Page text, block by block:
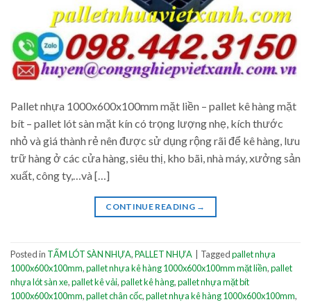
Pallet nhựa 1000x600x100mm mặt liền – pallet kê hàng mặt
bít – pallet lót sàn mặt kín có trọng lượng nhẹ, kích thước
nhỏ và giá thành rẻ nên được sử dụng rộng rãi để kê hàng, lưu
trữ hàng ở các cửa hàng, siêu thị, kho bãi, nhà máy, xưởng sản
xuất, công ty,…và […]
CONTINUE READING →
Posted in TẤM LÓT SÀN NHỰA,PALLET NHỰA Taggedpallet nhựa
1000x600x100mm,pallet nhựa kê hàng 1000x600x100mm mặt liền,pallet
nhựa lót sàn xe,pallet kê vải,pallet kê hàng,pallet nhựa mặt bít
1000x600x100mm,pallet chân cốc,pallet nhựa kê hàng 1000x600x100mm,